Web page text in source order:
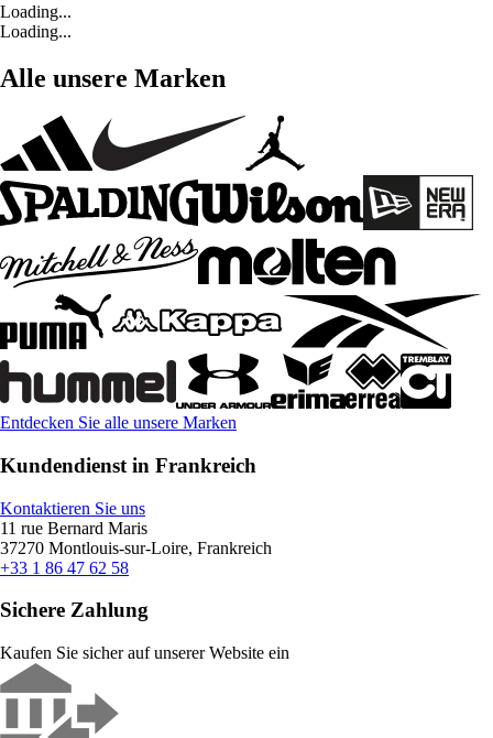
Loading...
Loading...
Alle unsere Marken
Entdecken Sie alle unsere Marken
Kundendienst in Frankreich
Kontaktieren Sie uns
11 rue Bernard Maris
37270 Montlouis-sur-Loire, Frankreich
+33 1 86 47 62 58
Sichere Zahlung
Kaufen Sie sicher auf unserer Website ein